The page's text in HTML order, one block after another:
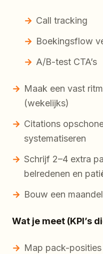
Call tracking
Boekingsflow
A/B-test CTA’s
Maak een vast
(wekelijks)
Citations
systematiseren
Schrijf 2–4 extra
belredenen en
Bouw een
Wat je meet (KPI’s
Map pack-